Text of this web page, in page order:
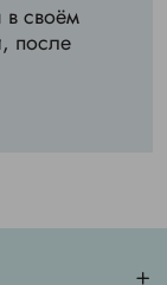
в своём
после